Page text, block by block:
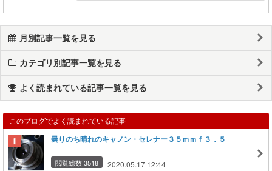
月別記事一覧を見る
カテゴリ別記事一覧を見る
よく読まれている記事一覧を見る
このブログでよく読まれている記事
曇りのち晴れのキャノン・セレナー３５ｍｍｆ３．５
閲覧総数 3518 2020.05.17 12:44